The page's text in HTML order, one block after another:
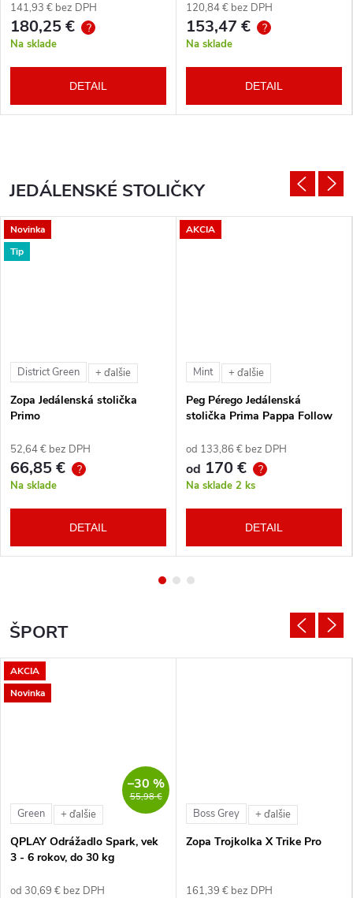
141,93 € bez DPH
180,25 € ?
Na sklade
DETAIL
120,84 € bez DPH
153,47 € ?
Na sklade
DETAIL
JEDÁLENSKÉ STOLIČKY
Novinka
Tip
District Green + ďalšie
Zopa Jedálenská stolička
Primo
52,64 € bez DPH
66,85 € ?
Na sklade
DETAIL
AKCIA
Mint + ďalšie
Peg Pérego Jedálenská
stolička Prima Pappa Follow
od 133,86 € bez DPH
od 170 € ?
Na sklade 2 ks
DETAIL
ŠPORT
AKCIA
Novinka
55,98 €
–30 %
Green + ďalšie
QPLAY Odrážadlo Spark, vek
3 - 6 rokov, do 30 kg
od 30,69 € bez DPH
Boss Grey + ďalšie
Zopa Trojkolka X Trike Pro
161,39 € bez DPH